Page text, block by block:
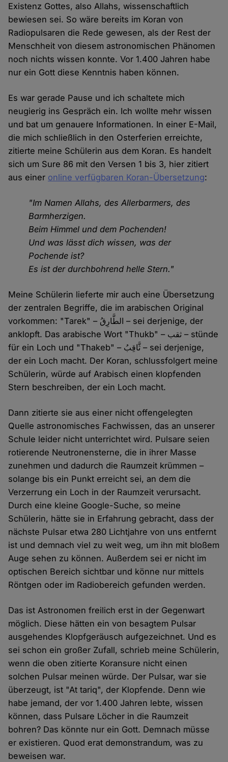
Existenz Gottes, also Allahs, wissenschaftlich
bewiesen sei. So wäre bereits im Koran von
Radiopulsaren die Rede gewesen, als der Rest der
Menschheit von diesem astronomischen Phänomen
noch nichts wissen konnte. Vor 1.400 Jahren habe
nur ein Gott diese Kenntnis haben können.
Es war gerade Pause und ich schaltete mich
neugierig ins Gespräch ein. Ich wollte mehr wissen
und bat um genauere Informationen. In einer E-Mail,
die mich schließlich in den Osterferien erreichte,
zitierte meine Schülerin aus dem Koran. Es handelt
sich um Sure 86 mit den Versen 1 bis 3, hier zitiert
aus einer online verfügbaren Koran-Übersetzung:
"Im Namen Allahs, des Allerbarmers, des
Barmherzigen.
Beim Himmel und dem Pochenden!
Und was lässt dich wissen, was der
Pochende ist?
Es ist der durchbohrend helle Stern."
Meine Schülerin lieferte mir auch eine Übersetzung
der zentralen Begriffe, die im arabischen Original
vorkommen: "Tarek" – الطَّارِقُ – sei derjenige, der
anklopft. Das arabische Wort "Thukb" – ثقب – stünde
für ein Loch und "Thakeb" – ثَّاقِبُ – sei derjenige,
der ein Loch macht. Der Koran, schlussfolgert meine
Schülerin, würde auf Arabisch einen klopfenden
Stern beschreiben, der ein Loch macht.
Dann zitierte sie aus einer nicht offengelegten
Quelle astronomisches Fachwissen, das an unserer
Schule leider nicht unterrichtet wird. Pulsare seien
rotierende Neutronensterne, die in ihrer Masse
zunehmen und dadurch die Raumzeit krümmen –
solange bis ein Punkt erreicht sei, an dem die
Verzerrung ein Loch in der Raumzeit verursacht.
Durch eine kleine Google-Suche, so meine
Schülerin, hätte sie in Erfahrung gebracht, dass der
nächste Pulsar etwa 280 Lichtjahre von uns entfernt
ist und demnach viel zu weit weg, um ihn mit bloßem
Auge sehen zu können. Außerdem sei er nicht im
optischen Bereich sichtbar und könne nur mittels
Röntgen oder im Radiobereich gefunden werden.
Das ist Astronomen freilich erst in der Gegenwart
möglich. Diese hätten ein von besagtem Pulsar
ausgehendes Klopfgeräusch aufgezeichnet. Und es
sei schon ein großer Zufall, schrieb meine Schülerin,
wenn die oben zitierte Koransure nicht einen
solchen Pulsar meinen würde. Der Pulsar, war sie
überzeugt, ist "At tariq", der Klopfende. Denn wie
habe jemand, der vor 1.400 Jahren lebte, wissen
können, dass Pulsare Löcher in die Raumzeit
bohren? Das könnte nur ein Gott. Demnach müsse
er existieren. Quod erat demonstrandum, was zu
beweisen war.